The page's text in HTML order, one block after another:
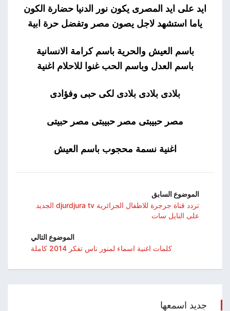
ايد على ايد المصرى يكون نور الدنيا حضارة الكون
ياما استشهد لاجل يصون مصر وتفضل حرة ابية
باسم العيش والحرية باسم كرامة الانسانية
باسم العدل وباسم الحب غنوا للاحلام اغنية
بلادى بلادى بلادى لكى حبى وفؤادى
مصر حبيبتى مصر حبيبتى مصر حبيتى
اغنية نسمة محجوب باسم العيش
الموضوع السابق
تردد قناة جرجرة للاطفال الجزائرية djurdjura tv الجديد
على النايل سات
الموضوع التالي
كلمات اغنية اسماء لمنور ناس تفكر 2014 كاملة
جديد اسمعها